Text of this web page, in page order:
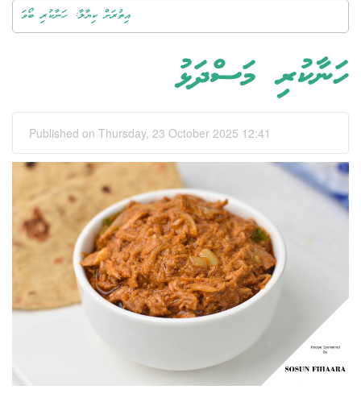
އިތުރަށް ކިޔާލާ: ހަނާކުރި ބޯވަ
ހަނާކުރި މަސްދަޅު
Published on Thursday, 23 October 2025 12:41